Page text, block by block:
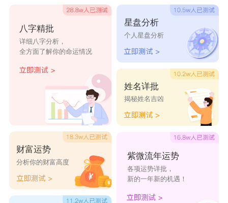
八字精批
详细八字分析，
全方面了解你的命运情况
财富运势
分析你的财富高度
星盘分析
个人星盘分析
姓名详批
揭秘姓名吉凶
紫微流年运势
各项运势详批，
新的一年新的机遇！